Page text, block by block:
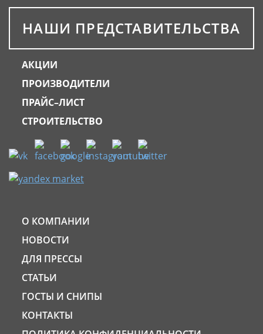
НАШИ ПРЕДСТАВИТЕЛЬСТВА
АКЦИИ
ПРОИЗВОДИТЕЛИ
ПРАЙС–ЛИСТ
СТРОИТЕЛЬСТВО
О КОМПАНИИ
НОВОСТИ
ДЛЯ ПРЕССЫ
СТАТЬИ
ГОСТЫ И СНИПЫ
КОНТАКТЫ